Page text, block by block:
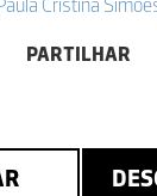
Cristina
PARTILHAR